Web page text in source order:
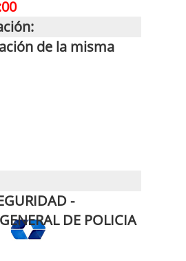
de la misma
-
DE POLICIA